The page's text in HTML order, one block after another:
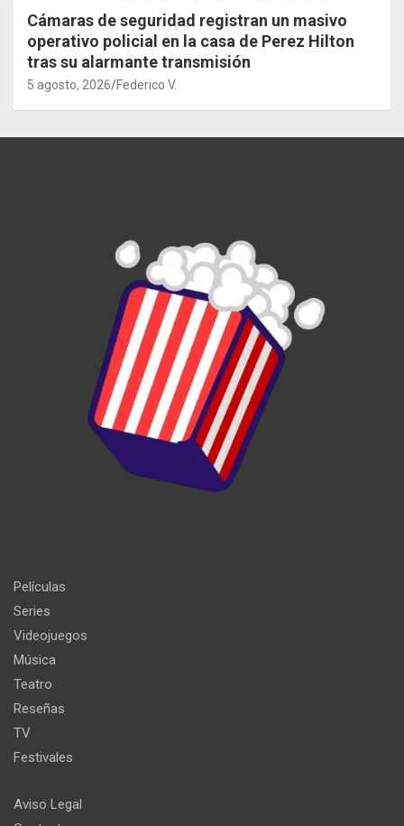
Cámaras de seguridad registran un masivo
operativo policial en la casa de Perez Hilton
tras su alarmante transmisión
5 agosto, 2026 Federico V.
Películas
Series
Videojuegos
Música
Teatro
Reseñas
TV
Festivales
Aviso Legal